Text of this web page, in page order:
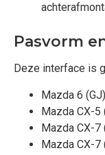
Pasvorm
Deze interface is
Mazda 6
Mazda CX-
Mazda CX-
Mazda CX-